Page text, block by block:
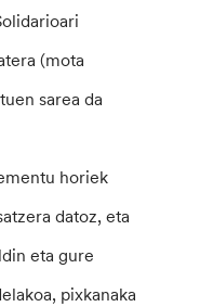
(mota
sarea da
horiek
datoz, eta
eta gure
pixkanaka